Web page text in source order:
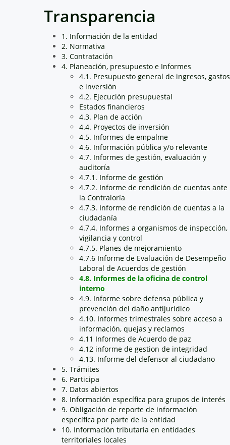
Transparencia
1. Información de la entidad
2. Normativa
3. Contratación
4. Planeación, presupuesto e Informes
4.1. Presupuesto general de ingresos, gastos
e inversión
4.2. Ejecución presupuestal
Estados financieros
4.3. Plan de acción
4.4. Proyectos de inversión
4.5. Informes de empalme
4.6. Información pública y/o relevante
4.7. Informes de gestión, evaluación y
auditoría
4.7.1. Informe de gestión
4.7.2. Informe de rendición de cuentas ante
la Contraloría
4.7.3. Informe de rendición de cuentas a la
ciudadanía
4.7.4. Informes a organismos de inspección,
vigilancia y control
4.7.5. Planes de mejoramiento
4.7.6 Informe de Evaluación de Desempeño
Laboral de Acuerdos de gestión
4.8. Informes de la oficina de control
interno
4.9. Informe sobre defensa pública y
prevención del daño antijurídico
4.10. Informes trimestrales sobre acceso a
información, quejas y reclamos
4.11 Informes de Acuerdo de paz
4.12 informe de gestion de integridad
4.13. Informe del defensor al ciudadano
5. Trámites
6. Participa
7. Datos abiertos
8. Información específica para grupos de interés
9. Obligación de reporte de información
específica por parte de la entidad
10. Información tributaria en entidades
territoriales locales